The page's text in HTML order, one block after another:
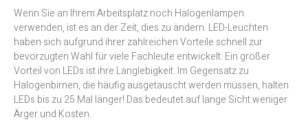
Wenn Sie an Ihrem Arbeitsplatz noch Halogenlampen
verwenden, ist es an der Zeit, dies zu ändern. LED-Leuchten
haben sich aufgrund ihrer zahlreichen Vorteile schnell zur
bevorzugten Wahl für viele Fachleute entwickelt. Ein großer
Vorteil von LEDs ist ihre Langlebigkeit. Im Gegensatz zu
Halogenbirnen, die häufig ausgetauscht werden müssen, halten
LEDs bis zu 25 Mal länger! Das bedeutet auf lange Sicht weniger
Ärger und Kosten.